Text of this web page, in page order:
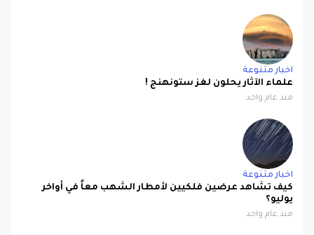
اخبار متنوعة
علماء الآثار يحلون لغز ستونهنج !
منذ عام واحد
اخبار متنوعة
كيف تشاهد عرضين فلكيين لأمطار الشهب معاً في أواخر
يوليو؟
منذ عام واحد